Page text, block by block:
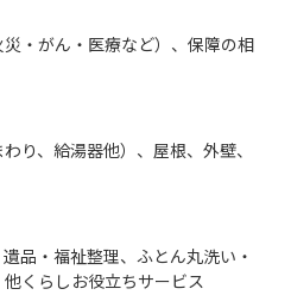
・がん・医療など）、保障の相
り、給湯器他）、屋根、外壁、
品・福祉整理、ふとん丸洗い・
くらしお役立ちサービス